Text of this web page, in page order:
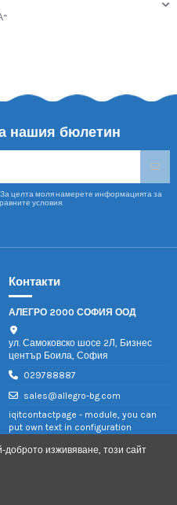
нашия бюлетин
целта моля намерете информацията за
условия.
Контакти
АЛЕГРО 2000 СОФИЯ ООД
ул. Самоковско шосе 2Л, Бизнес
център Боила, София
029788887
sales@allegro-bg.com
iqitcontactpage - module, you can
put own text in configuration
изживяване, този сайт